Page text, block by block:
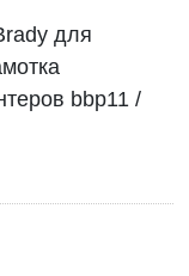
для
bbp11 /